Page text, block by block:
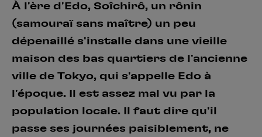
À l'ère d'Edo, Soîchirô, un rônin
(samouraï sans maître) un peu
dépenaillé s'installe dans une vieille
maison des bas quartiers de l'ancienne
ville de Tokyo, qui s'appelle Edo à
l'époque. Il est assez mal vu par la
population locale. Il faut dire qu'il
passe ses journées paisiblement, ne